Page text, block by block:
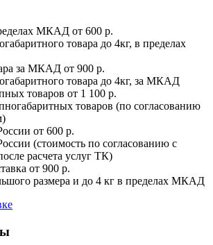
МКАД от 600 р.
товара до 4кг, в пределах
за МКАД от 900 р.
товара до 4кг, за МКАД
товаров от 1 100 р.
товаров (по согласованию
от 600 р.
(стоимость по согласованию с
расчета услуг ТК)
от 900 р.
размера и до 4 кг в пределах МКАД